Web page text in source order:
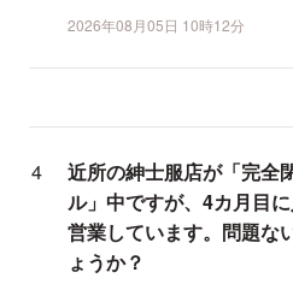
2026年08月05日 10時12分
近所の紳士服店が「完全
ル」中ですが、4カ月目
営業しています。問題な
ょうか？